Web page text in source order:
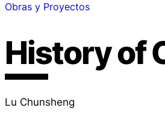
Obras y Proyectos
History of
Lu Chunsheng